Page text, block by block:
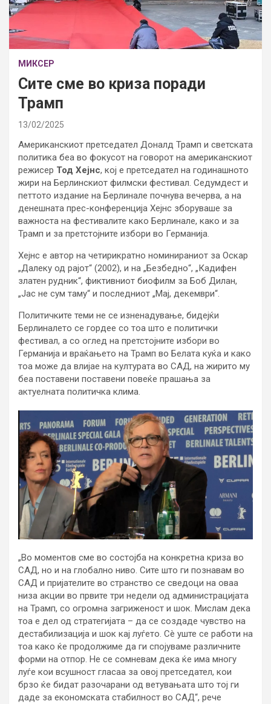
МИКСЕР
Сите сме во криза поради
Трамп
13/02/2025
Американскиот претседател Доналд Трамп и светската
политика беа во фокусот на говорот на американскиот
режисер Тод Хејнс, кој е претседател на годинашното
жири на Берлинскиот филмски фестивал. Седумдест и
петтото издание на Берлинале почнува вечерва, а на
денешната прес-конференција Хејнс зборуваше за
важноста на фестивалите како Берлинале, како и за
Трамп и за претстојните избори во Германија.
Хејнс е автор на четирикратно номинираниот за Оскар
„Далеку од рајот“ (2002), и на „Безбедно“, „Кадифен
златен рудник“, фиктивниот биофилм за Боб Дилан,
„Јас не сум таму“ и последниот „Мај, декември“.
Политичките теми не се изненадување, бидејќи
Берлиналето се гордее со тоа што е политички
фестивал, а со оглед на претстојните избори во
Германија и враќањето на Трамп во Белата куќа и како
тоа може да влијае на културата во САД, на жирито му
беа поставени поставени повеќе прашања за
актуелната политичка клима.
„Во моментов сме во состојба на конкретна криза во
САД, но и на глобално ниво. Сите што ги познавам во
САД и пријателите во странство се сведоци на оваа
низа акции во првите три недели од администрацијата
на Трамп, со огромна загриженост и шок. Мислам дека
тоа е дел од стратегијата – да се создаде чувство на
дестабилизација и шок кај луѓето. Сè уште се работи на
тоа како ќе продолжиме да ги спојуваме различните
форми на отпор. Не се сомневам дека ќе има многу
луѓе кои всушност гласаа за овој претседател, кои
брзо ќе бидат разочарани од ветувањата што тој ги
даде за економската стабилност во САД“, рече